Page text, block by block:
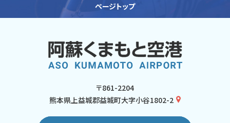
ページトップ
〒861-2204
熊本県上益城郡益城町大字小谷1802-2